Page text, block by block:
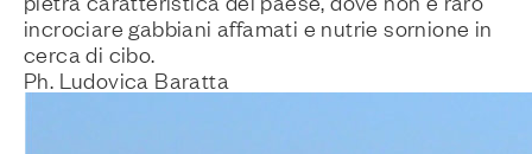
incrociare gabbiani affamati e nutrie sornione in
cerca di cibo.
Ph. Ludovica Baratta